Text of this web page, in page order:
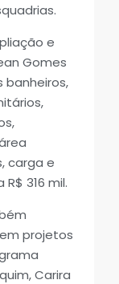
e
Gomes
banheiros,
carga e
316 mil.
projetos
Carira